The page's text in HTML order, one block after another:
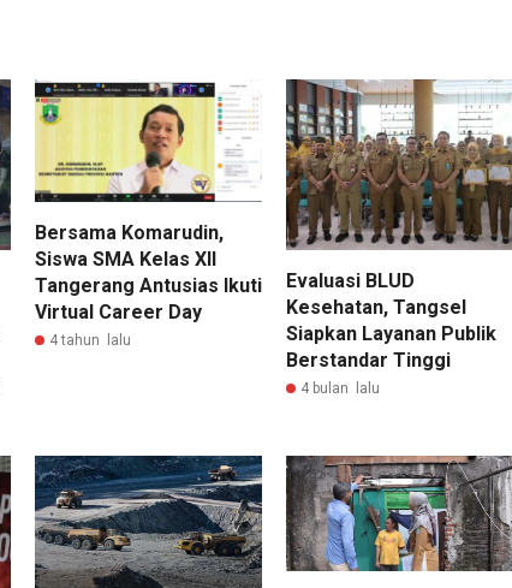
Bersama Komarudin,
Siswa SMA Kelas XII
Tangerang Antusias Ikuti
Virtual Career Day
4 tahun lalu
Evaluasi BLUD
Kesehatan, Tangsel
Siapkan Layanan Publik
Berstandar Tinggi
4 bulan lalu